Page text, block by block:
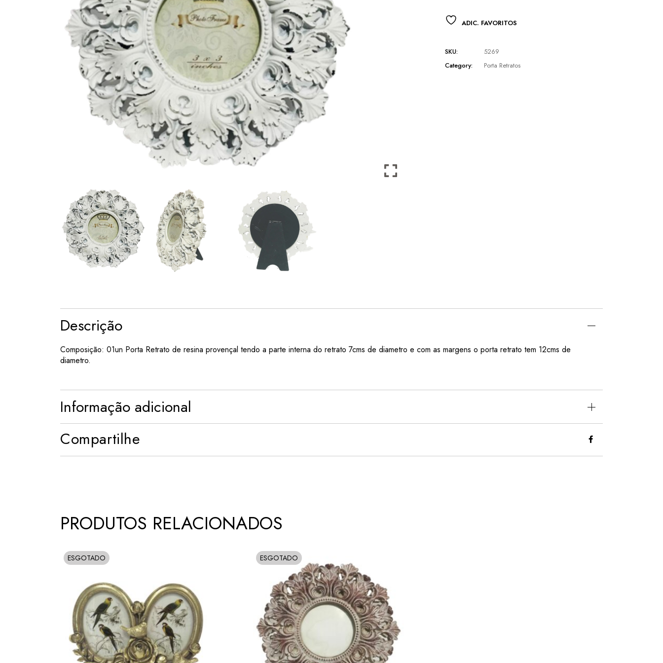
ADIC. FAVORITOS
SKU:
5269
Category:
Porta Retratos
Descrição
Composição: 01un Porta Retrato de resina provençal tendo a parte interna do retrato 7cms de diametro e com as margens o porta retrato tem 12cms de
diametro.
Informação adicional
Compartilhe
PRODUTOS RELACIONADOS
ESGOTADO
SOLD ESGOTADO
SOLD